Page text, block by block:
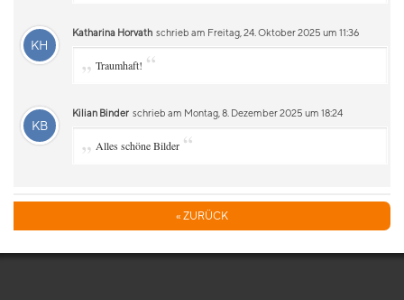
KH
Katharina Horvath schrieb am Freitag, 24. Oktober 2025 um 11:36
„ Traumhaft! “
KB
Kilian Binder schrieb am Montag, 8. Dezember 2025 um 18:24
„ Alles schöne Bilder “
« ZURÜCK